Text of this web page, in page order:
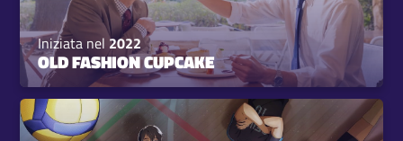
Iniziata nel 2022
OLD FASHION CUPCAKE